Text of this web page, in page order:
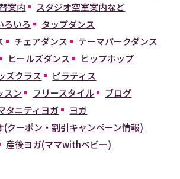
案内
スタジオ空室案内など
ろいろ
タップダンス
チェアダンス
テーマパークダンス
ヒールズダンス
ヒップホップ
ズクラス
ピラティス
スン
フリースタイル
ブログ
タニティヨガ
ヨガ
(クーポン・割引キャンペーン情報)
産後ヨガ(ママwithベビー)